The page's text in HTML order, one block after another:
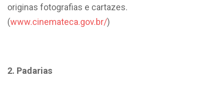
originas fotografias e cartazes.
(www.cinemateca.gov.br/)
2. Padarias